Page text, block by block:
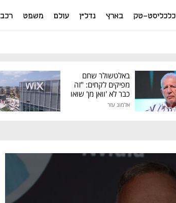
כלכליסט-טק בארץ נדל"ן עולם משפט רכב
באלטשולר שחם
מפיקים לקחים: "זה
כבר לא 'וואן מן' שואו
של גילעד"
אלמוג עזר